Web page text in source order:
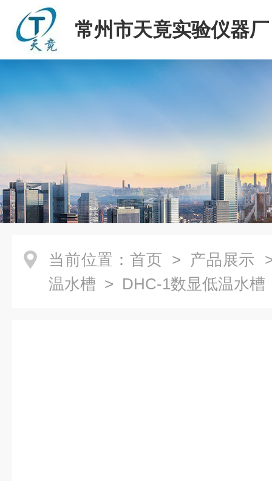
常州市天竟实验仪器厂
当前位置： 首页 > 产品展示
温水槽 > DHC-1数显低温水槽